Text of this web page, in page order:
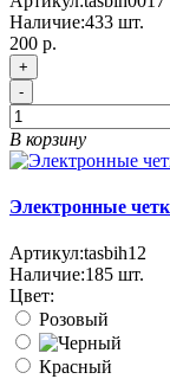
Наличие:433 шт.
200 р.
+
-
В корзину
Электронные
Артикул:tasbih12
Наличие:185 шт.
Цвет:
Розовый
Красный